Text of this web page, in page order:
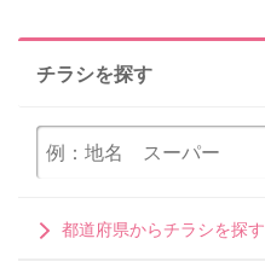
チラシを探す
都道府県からチラシを探す